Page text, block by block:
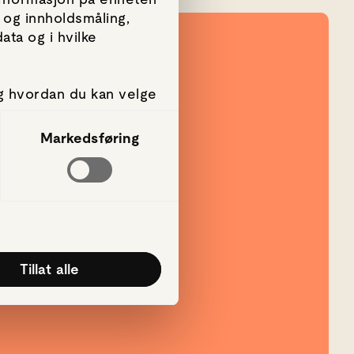
innholdsmåling,
og i hvilke
hvordan du kan velge
for å levere sosiale
Markedsføring
Tillat alle